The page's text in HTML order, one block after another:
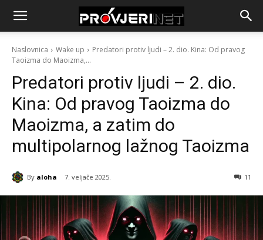
Naslovnica Wake up
Predatori protiv ljudi – 2. dio. Kina: Od pravog
Taoizma do Maoizma,...
Predatori protiv ljudi – 2. dio.
Kina: Od pravog Taoizma do
Maoizma, a zatim do
multipolarnog lažnog Taoizma
By aloha 7. veljače 2025. 11